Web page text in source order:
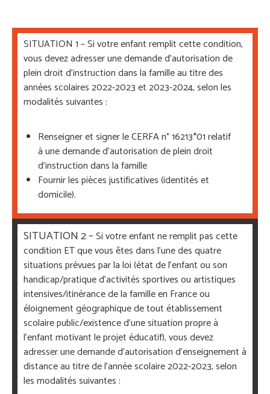
SITUATION 1 – Si votre enfant remplit cette condition,
vous devez adresser une demande d’autorisation de
plein droit d’instruction dans la famille au titre des
années scolaires 2022-2023 et 2023-2024, selon les
modalités suivantes :
Renseigner et signer le CERFA n° 16213*01 relatif
à une demande d’autorisation de plein droit
d’instruction dans la famille
Fournir les pièces justificatives (identités et
domicile).
SITUATION 2 –Si votre enfant ne remplit pas cette
condition ET que vous êtes dans l’une des quatre
situations prévues par la loi (état de l’enfant ou son
handicap/pratique d’activités sportives ou artistiques
intensives/itinérance de la famille en France ou
éloignement géographique de tout établissement
scolaire public/existence d’une situation propre à
l’enfant motivant le projet éducatif), vous devez
adresser une demande d’autorisation d’enseignement à
distance au titre de l’année scolaire 2022-2023, selon
les modalités suivantes :